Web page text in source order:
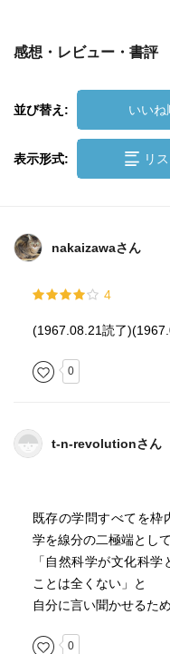
感想・レビュー・書評
並び替え: いいね
表示形式: リ
nakaizawaさん
4
(1967.08.21読了
0
t-n-revolutionさん
既存の学問すべてを枠
学を線分の二極端とし
「自然科学が文化科
ことは全くない」と
自分に言い聞かせるた
0